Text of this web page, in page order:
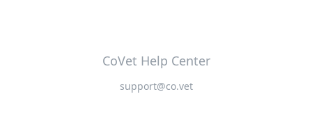
CoVet Help Center
support@co.vet